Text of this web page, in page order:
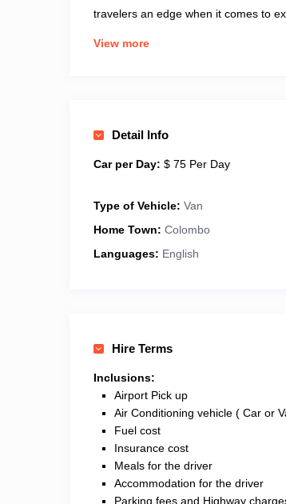
travelers an edge when it comes to
unforgettable.
View more
Detail Info
Car per Day: $ 75 Per Day
Type of Vehicle: Van
Home Town: Colombo
Languages: English
Hire Terms
Inclusions:
Airport Pick up
Air Conditioning vehicle ( Car or
Fuel cost
Insurance cost
Meals for the driver
Accommodation for the driver
Parking fees and Highway